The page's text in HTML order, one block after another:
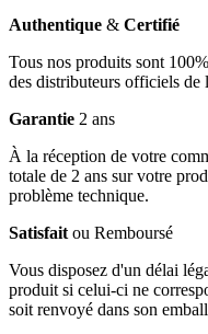
Authentique & Certifié
Tous nos produits sont
des distributeurs officiels de
Garantie 2 ans
À la réception de votre
totale de 2 ans sur votre
problème technique.
Satisfait ou Remboursé
Vous disposez d'un délai
produit si celui-ci ne
soit renvoyé dans son